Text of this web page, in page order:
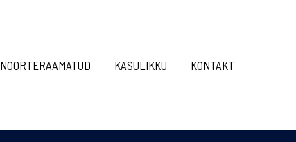
NOORTERAAMATUD KASULIKKU KONTAKT